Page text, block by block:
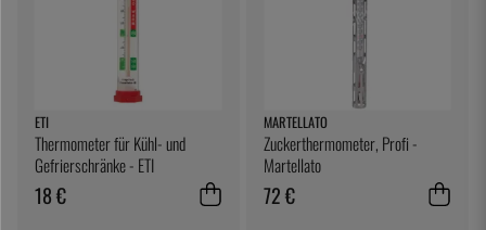
ETI
Thermometer für Kühl- und
Gefrierschränke - ETI
18 €
MARTELLATO
Zuckerthermometer, Profi -
Martellato
72 €